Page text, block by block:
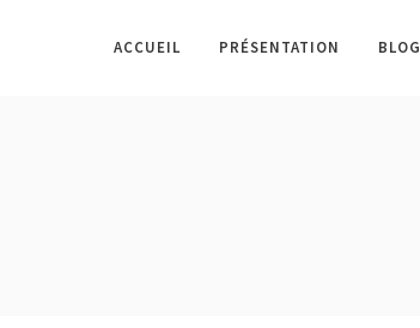
ACCUEIL PRÉSENTATION BLOG